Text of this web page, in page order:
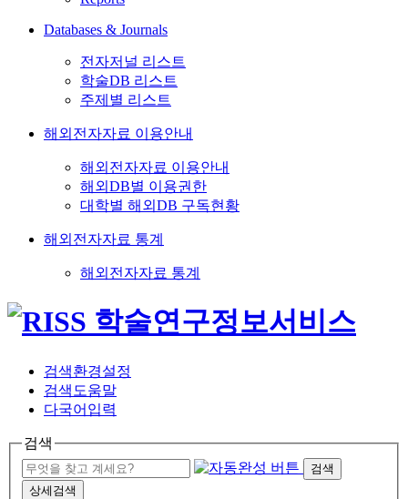
Databases & Journals
전자저널 리스트
학술DB 리스트
주제별 리스트
해외전자자료 이용안내
해외전자자료 이용안내
해외DB별 이용권한
대학별 해외DB 구독현황
해외전자자료 통계
해외전자자료 통계
검색환경설정
검색도움말
다국어입력
검색
검색
상세검색